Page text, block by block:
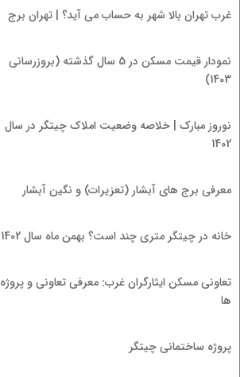
غرب تهران بالا شهر به حساب می آید؟ | تهران برج
نمودار قیمت مسکن در 5 سال گذشته (بروزرسانی
1403)
نوروز مبارک | خلاصه وضعیت املاک چیتگر در سال
1402
معرفی برج های آبشار (تعزیرات) و نگین آبشار
خانه در چیتگر متری چند است؟ بهمن ماه سال 1402
تعاونی مسکن ایثارگران غرب: معرفی تعاونی و پروژه
ها
پروژه ساختمانی چیتگر